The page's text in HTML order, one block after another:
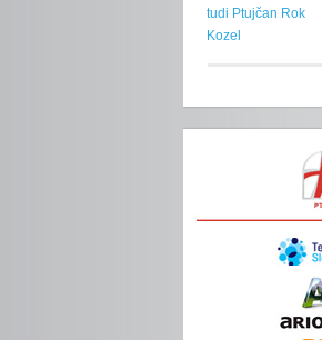
tudi Ptujčan Rok
Kozel